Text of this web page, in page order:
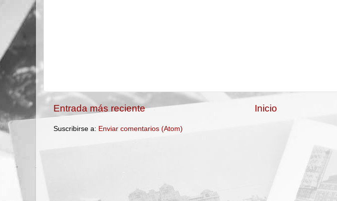
Entrada más reciente Inicio
Suscribirse a: Enviar comentarios (Atom)